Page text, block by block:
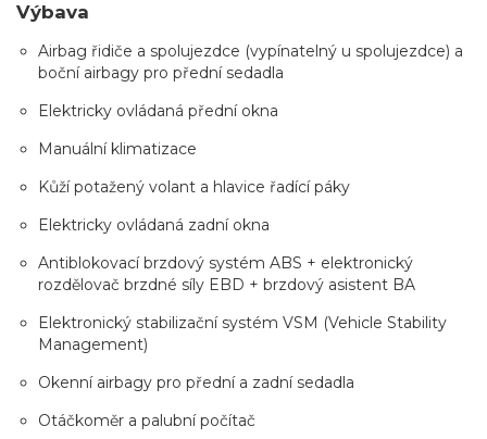
Výbava
Airbag řidiče a spolujezdce (vypínatelný u spolujezdce) a
boční airbagy pro přední sedadla
Elektricky ovládaná přední okna
Manuální klimatizace
Kůží potažený volant a hlavice řadící páky
Elektricky ovládaná zadní okna
Antiblokovací brzdový systém ABS + elektronický
rozdělovač brzdné síly EBD + brzdový asistent BA
Elektronický stabilizační systém VSM (Vehicle Stability
Management)
Okenní airbagy pro přední a zadní sedadla
Otáčkoměr a palubní počítač